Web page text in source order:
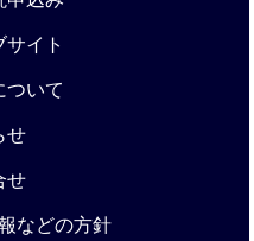
イト
ついて
せ
せ
などの方針